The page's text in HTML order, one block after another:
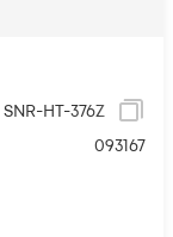
SNR-HT-376Z
093167